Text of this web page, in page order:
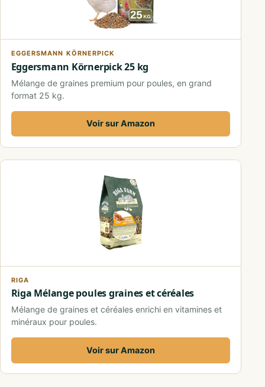
EGGERSMANN KÖRNERPICK
Eggersmann Körnerpick 25 kg
Mélange de graines premium pour poules, en grand
format 25 kg.
Voir sur Amazon
RIGA
Riga Mélange poules graines et céréales
Mélange de graines et céréales enrichi en vitamines et
minéraux pour poules.
Voir sur Amazon